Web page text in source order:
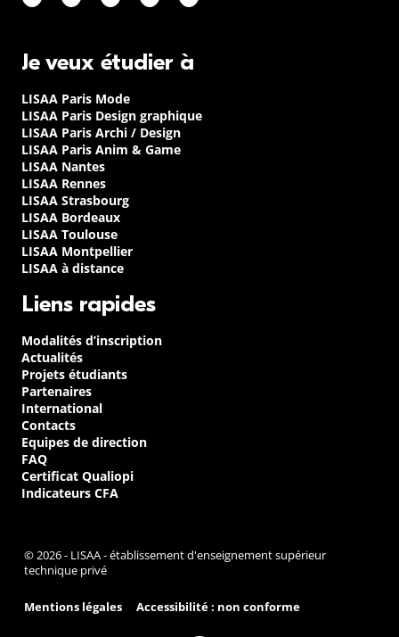
Je veux étudier à
LISAA Paris Mode
LISAA Paris Design graphique
LISAA Paris Archi / Design
LISAA Paris Anim & Game
LISAA Nantes
LISAA Rennes
LISAA Strasbourg
LISAA Bordeaux
LISAA Toulouse
LISAA Montpellier
LISAA à distance
Liens rapides
Modalités d’inscription
Actualités
Projets étudiants
Partenaires
International
Contacts
Equipes de direction
FAQ
Certificat Qualiopi
Indicateurs CFA
© 2026 - LISAA - établissement d'enseignement supérieur
technique privé
Mentions légales Accessibilité : non conforme